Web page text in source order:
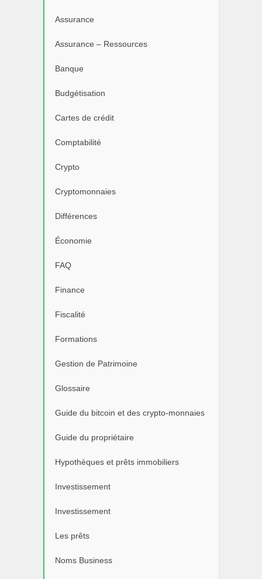
Assurance
Assurance – Ressources
Banque
Budgétisation
Cartes de crédit
Comptabilité
Crypto
Cryptomonnaies
Différences
Économie
FAQ
Finance
Fiscalité
Formations
Gestion de Patrimoine
Glossaire
Guide du bitcoin et des crypto-monnaies
Guide du propriétaire
Hypothèques et prêts immobiliers
Investissement
Investissement
Les prêts
Noms Business